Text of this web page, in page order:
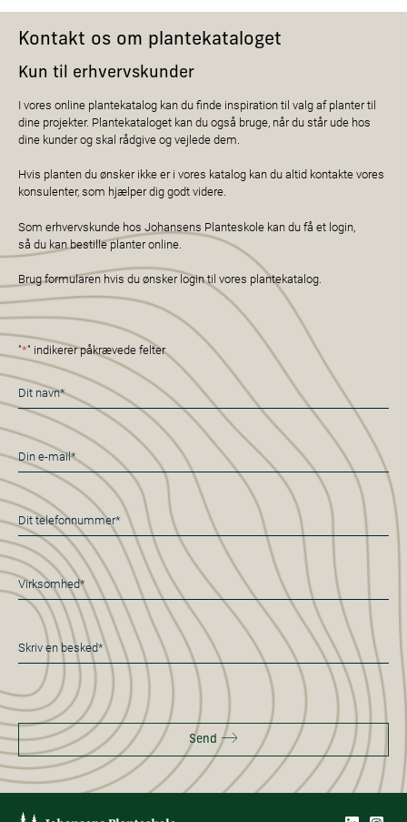
Kontakt os om plantekataloget
Kun til erhvervskunder
I vores online plantekatalog kan du finde inspiration til valg af planter til
dine projekter. Plantekataloget kan du også bruge, når du står ude hos
dine kunder og skal rådgive og vejlede dem.
Hvis planten du ønsker ikke er i vores katalog kan du altid kontakte vores
konsulenter, som hjælper dig godt videre.
Som erhvervskunde hos Johansens Planteskole kan du få et login,
så du kan bestille planter online.
Brug formularen hvis du ønsker login til vores plantekatalog.
"*" indikerer påkrævede felter
Navn
*
E-
mail
*
Telefon
*
Virksomhed*
*
Besked
*
Send